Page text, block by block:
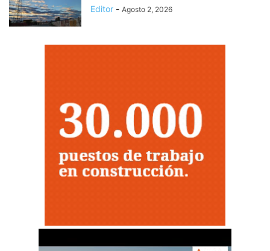
Editor - Agosto 2, 2026